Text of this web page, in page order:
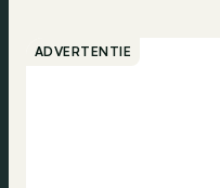
ADVERTENTIE